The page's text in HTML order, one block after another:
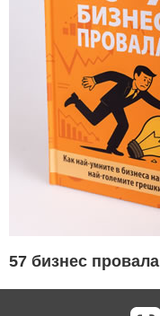
57 бизнес провала